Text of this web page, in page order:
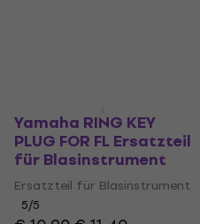
Yamaha RING KEY
PLUG FOR FL Ersatzteil
für Blasinstrument
Ersatzteil für Blasinstrument
5/5